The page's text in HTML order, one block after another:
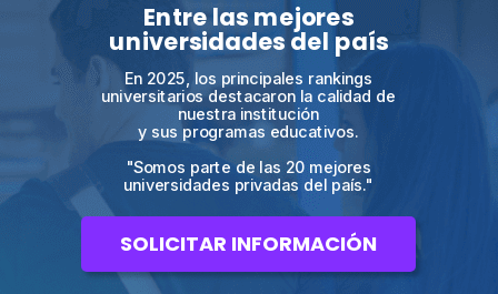
SOLICITAR INFORMACIÓN
Entre las mejores
universidades del país
En 2025, los principales rankings
universitarios destacaron la calidad de
nuestra institución
y sus programas educativos.
"Somos parte de las 20 mejores
universidades privadas del país."